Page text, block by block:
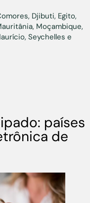
Djibuti, Egito,
Moçambique,
Seychelles e
países
de